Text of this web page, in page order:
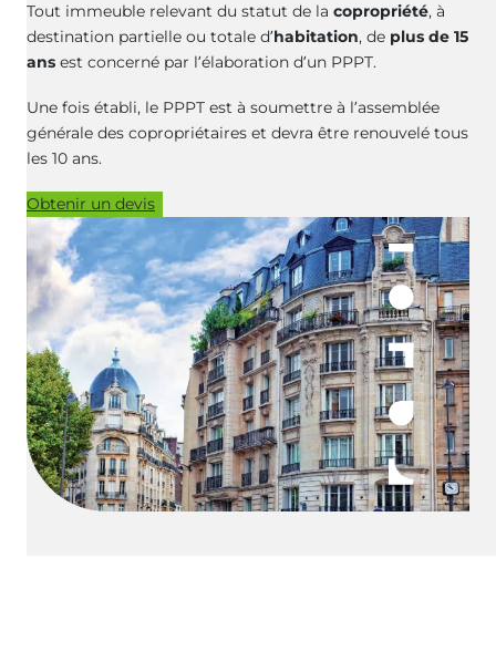
Tout immeuble relevant du statut de la copropriété, à
destination partielle ou totale d’habitation, de plus de 15
ans est concerné par l’élaboration d’un PPPT.
Une fois établi, le PPPT est à soumettre à l’assemblée
générale des copropriétaires et devra être renouvelé tous
les 10 ans.
Obtenir un devis